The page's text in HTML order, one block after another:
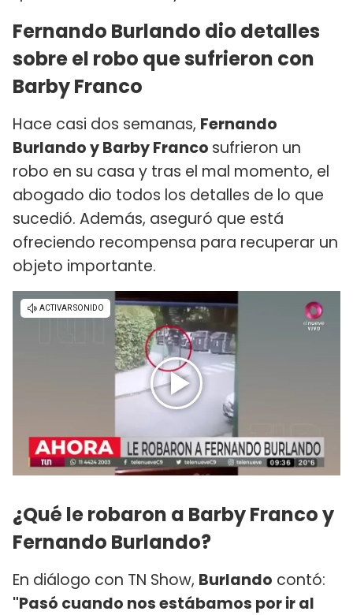
Fernando Burlando dio detalles
sobre el robo que sufrieron con
Barby Franco
Hace casi dos semanas, Fernando
Burlando y Barby Franco sufrieron un
robo en su casa y tras el mal momento, el
abogado dio todos los detalles de lo que
sucedió. Además, aseguró que está
ofreciendo recompensa para recuperar un
objeto importante.
¿Qué le robaron a Barby Franco y
Fernando Burlando?
En diálogo con TN Show, Burlando contó:
"Pasó cuando nos estábamos por ir al